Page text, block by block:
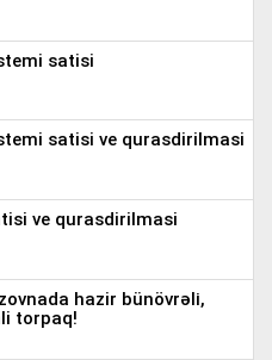
satisi
satisi ve qurasdirilmasi
ve qurasdirilmasi